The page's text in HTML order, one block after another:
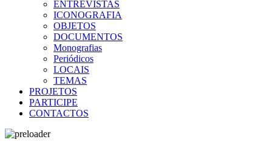
ENTREVISTAS
ICONOGRAFIA
OBJETOS
DOCUMENTOS
Monografias
Periódicos
LOCAIS
TEMAS
PROJETOS
PARTICIPE
CONTACTOS